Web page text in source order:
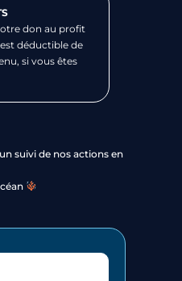
don au profit
déductible de
si vous êtes
suivi de nos actions en